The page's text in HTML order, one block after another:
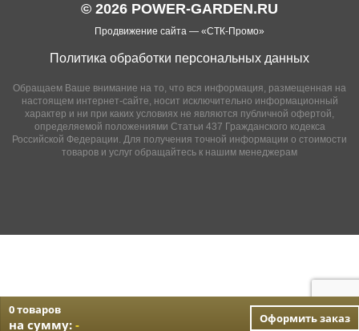
0 товаров
на сумму: - Оформить заказ
Обращаем Ваше внимание на то, что вся информация, размещенная на
настоящем интернет-сайте, носит исключительно информационный
характер и ни при каких условиях не являются публичной офертой,
определяемой положениями Статьи 437 Гражданского кодекса
Российской Федерации. Для получения точной информации о стоимости
товаров и услуг обращайтесь к нашим менеджерам
© 2026 POWER-GARDEN.RU
Продвижение сайта — «СТК-Промо»
Политика обработки персональных данных